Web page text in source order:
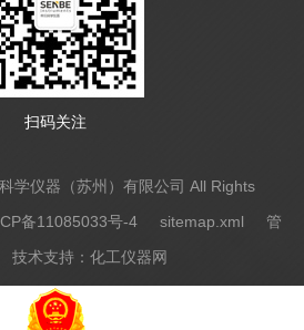
扫码关注
学仪器（苏州）有限公司 All Rights
备11085033号-4 sitemap.xml
管
术支持： 化工仪器网